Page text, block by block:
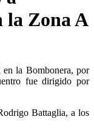
la Zona A
en la Bombonera, por
fue dirigido por
Battaglia, a los